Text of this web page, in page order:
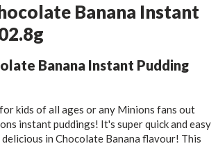
Banana Instant
Banana Instant Pudding
kids of all ages or any Minions fans out
instant puddings! It's super quick and easy
in Chocolate Banana flavour! This